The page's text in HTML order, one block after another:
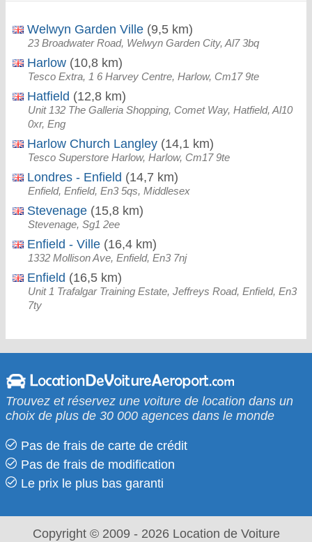
Welwyn Garden Ville (9,5 km)
23 Broadwater Road, Welwyn Garden City, Al7 3bq
Harlow (10,8 km)
Tesco Extra, 1 6 Harvey Centre, Harlow, Cm17 9te
Hatfield (12,8 km)
Unit 132 The Galleria Shopping, Comet Way, Hatfield, Al10
0xr, Eng
Harlow Church Langley (14,1 km)
Tesco Superstore Harlow, Harlow, Cm17 9te
Londres - Enfield (14,7 km)
Enfield, Enfield, En3 5qs, Middlesex
Stevenage (15,8 km)
Stevenage, Sg1 2ee
Enfield - Ville (16,4 km)
1332 Mollison Ave, Enfield, En3 7nj
Enfield (16,5 km)
Unit 1 Trafalgar Training Estate, Jeffreys Road, Enfield, En3
7ty
Trouvez et réservez une voiture de location dans un
choix de plus de 30 000 agences dans le monde
Pas de frais de carte de crédit
Pas de frais de modification
Le prix le​ plus bas garanti
Copyright © 2009 - 2026 Location de Voiture